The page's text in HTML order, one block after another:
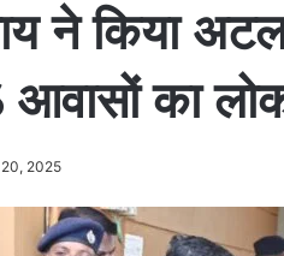
ने किया
का
2025